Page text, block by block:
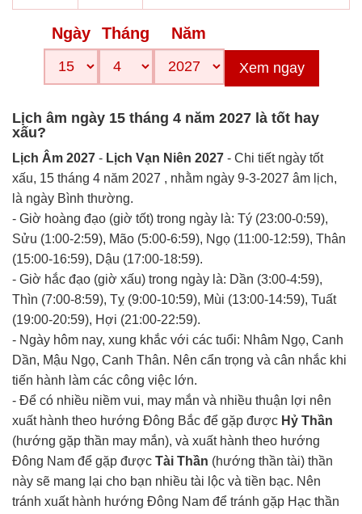
Ngày Tháng Năm
Xem ngay
Lịch âm ngày 15 tháng 4 năm 2027 là tốt hay
xấu?
Lịch Âm 2027 - Lịch Vạn Niên 2027 - Chi tiết ngày tốt
xấu, 15 tháng 4 năm 2027 , nhằm ngày 9-3-2027 âm lịch,
là ngày Bình thường.
- Giờ hoàng đạo (giờ tốt) trong ngày là: Tý (23:00-0:59),
Sửu (1:00-2:59), Mão (5:00-6:59), Ngọ (11:00-12:59), Thân
(15:00-16:59), Dậu (17:00-18:59).
- Giờ hắc đạo (giờ xấu) trong ngày là: Dần (3:00-4:59),
Thìn (7:00-8:59), Tỵ (9:00-10:59), Mùi (13:00-14:59), Tuất
(19:00-20:59), Hợi (21:00-22:59).
- Ngày hôm nay, xung khắc với các tuổi: Nhâm Ngọ, Canh
Dần, Mậu Ngọ, Canh Thân. Nên cẩn trọng và cân nhắc khi
tiến hành làm các công việc lớn.
- Để có nhiều niềm vui, may mắn và nhiều thuận lợi nên
xuất hành theo hướng Đông Bắc để gặp được Hỷ Thần
(hướng gặp thần may mắn), và xuất hành theo hướng
Đông Nam để gặp được Tài Thần (hướng thần tài) thần
này sẽ mang lại cho bạn nhiều tài lộc và tiền bạc. Nên
tránh xuất hành hướng Đông Nam để tránh gặp Hạc thần